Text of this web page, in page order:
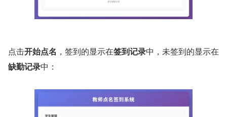
点击开始点名 ，签到的显示在签到记录中，未签到的显示在
缺勤记录中：